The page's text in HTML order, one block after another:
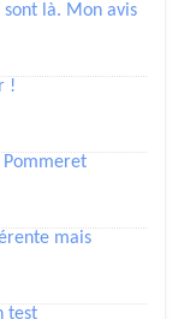
sont là. Mon avis
!
Pommeret
mais
test